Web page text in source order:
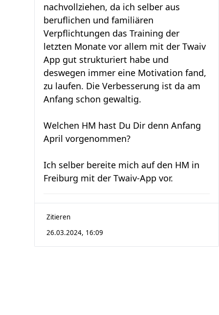
nachvollziehen, da ich selber aus
beruflichen und familiären
Verpflichtungen das Training der
letzten Monate vor allem mit der Twaiv
App gut strukturiert habe und
deswegen immer eine Motivation fand,
zu laufen. Die Verbesserung ist da am
Anfang schon gewaltig.
Welchen HM hast Du Dir denn Anfang
April vorgenommen?
Ich selber bereite mich auf den HM in
Freiburg mit der Twaiv-App vor.
Zitieren
26.03.2024, 16:09